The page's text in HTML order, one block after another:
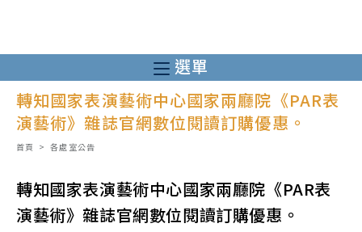
至
主
要
選單
轉知國家表演藝術中心國家兩廳院《PAR表
演藝術》雜誌官網數位閱讀訂購優惠。
首頁 > 各處室公告
轉知國家表演藝術中心國家兩廳院《PAR表
演藝術》雜誌官網數位閱讀訂購優惠。